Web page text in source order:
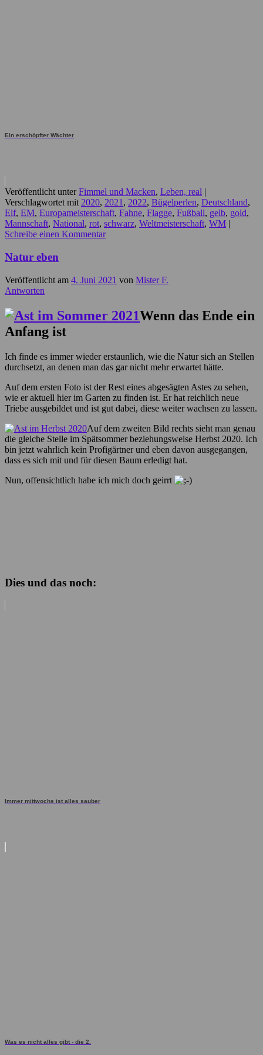
Ein erschöpfter Wächter
Veröffentlicht unter Fimmel und Macken, Leben, real |
Verschlagwortet mit 2020, 2021, 2022, Bügelperlen, Deutschland,
Elf, EM, Europameisterschaft, Fahne, Flagge, Fußball, gelb, gold,
Mannschaft, National, rot, schwarz, Weltmeisterschaft, WM |
Schreibe einen Kommentar
Natur eben
Veröffentlicht am 4. Juni 2021 von Mister F.
Antworten
Wenn das Ende ein
Anfang ist
Ich finde es immer wieder erstaunlich, wie die Natur sich an Stellen
durchsetzt, an denen man das gar nicht mehr erwartet hätte.
Auf dem ersten Foto ist der Rest eines abgesägten Astes zu sehen,
wie er aktuell hier im Garten zu finden ist. Er hat reichlich neue
Triebe ausgebildet und ist gut dabei, diese weiter wachsen zu lassen.
Auf dem zweiten Bild rechts sieht man genau
die gleiche Stelle im Spätsommer beziehungsweise Herbst 2020. Ich
bin jetzt wahrlich kein Profigärtner und eben davon ausgegangen,
dass es sich mit und für diesen Baum erledigt hat.
Nun, offensichtlich habe ich mich doch geirrt
Dies und das noch:
Immer mittwochs ist alles sauber
Was es nicht alles gibt - die 2.